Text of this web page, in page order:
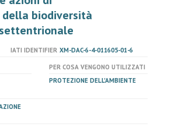
biodiversità
IATI IDENTIFIER XM-DAC-6-4-011605-01-6
PER COSA VENGONO UTILIZZATI
PROTEZIONE DELL'AMBIENTE